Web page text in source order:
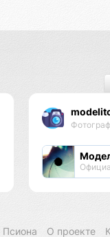
Псиона О проекте